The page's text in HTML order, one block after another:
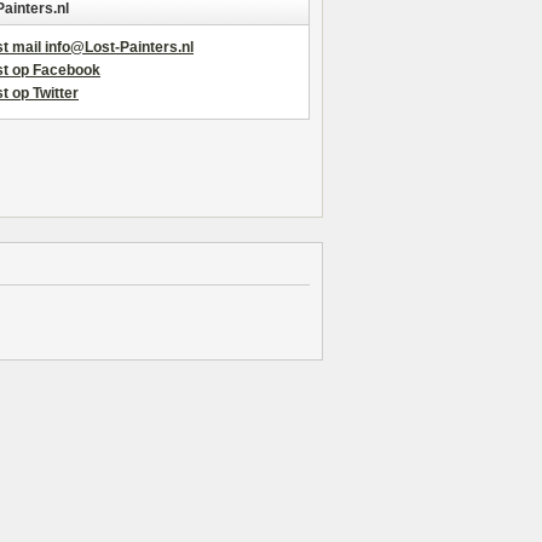
mail info@Lost-Painters.nl
op Facebook
op Twitter